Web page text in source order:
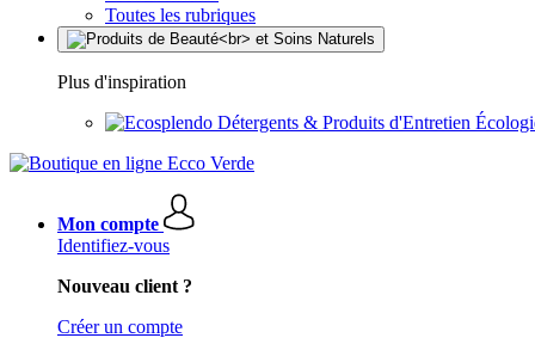
Toutes les rubriques
Plus d'inspiration
Détergents & Produits d'Entretien
Mon compte
Identifiez-vous
Nouveau client ?
Créer un compte